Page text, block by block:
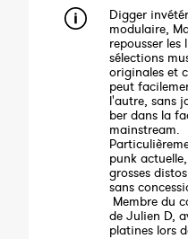
Digger
modulaire,
repousser les
sélections
originales et
peut
l'autre, sans
ber dans la
mainstream.
punk
grosses
sans
Membre du
de Julien D,
platines lors